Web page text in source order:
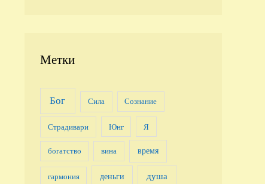
f
Метки
Бог Сила Сознание
Страдивари Юнг Я
богатство вина время
гармония деньги душа